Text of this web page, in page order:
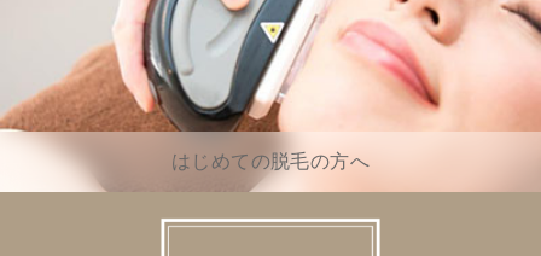
はじめての脱毛の方へ